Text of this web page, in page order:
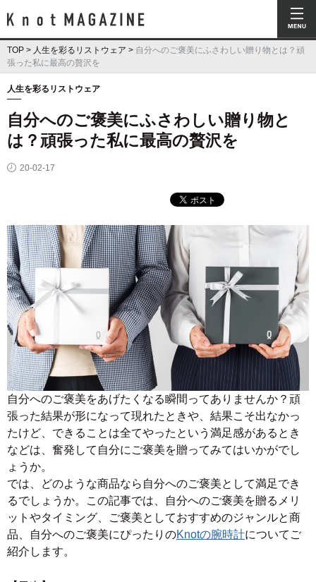
Knot Magazine ノットマガジン
TOP > 人生を彩るリストウェア > 自分へのご褒美にふさわしい贈り物とは？頑
張った私に最高の贅沢を
人生を彩るリストウェア
自分へのご褒美にふさわしい贈り物と
は？頑張った私に最高の贅沢を
20-02-17
自分へのご褒美をあげたくなる瞬間ってありませんか？頑
張った結果が形になって現れたときや、結果こそ出なかっ
たけど、できることは全てやったという満足感があるとき
などは、奮発して自分にご褒美を贈ってみてはいかがでし
ょうか。
では、どのような商品なら自分へのご褒美として満足でき
るでしょうか。この記事では、自分へのご褒美を贈るメリ
ットやタイミング、ご褒美としておすすめのジャンルと商
品、自分へのご褒美にぴったりのKnotの腕時計についてご
紹介します。